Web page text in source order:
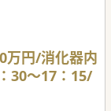
万円/消化器内
30～17：15/